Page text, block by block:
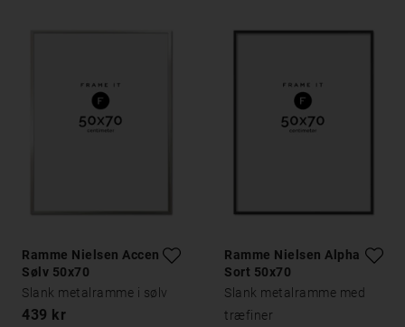
Ramme Nielsen Accent
Sølv 50x70
Slank metalramme i sølv
439 kr
Ramme Nielsen Alpha
Sort 50x70
Slank metalramme med
træfiner